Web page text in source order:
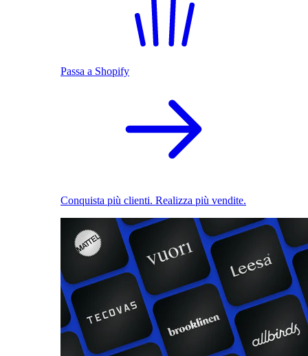
Passa a Shopify
Conquista più clienti. Realizza più vendite.